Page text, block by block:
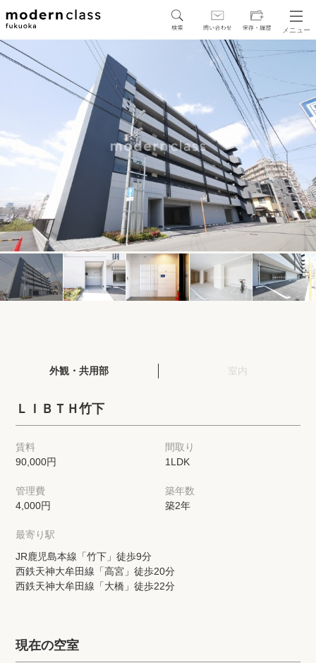
メニュー
地図から探す 駅・路線から探す
区から探す
人気エリアから探す
アクセスランキング
保存した検索条件
店舗・スタッフ紹介
希望条件を伝えてプロに探してもらう
来店予約
各種お問い合わせ
高級賃貸物件コラム modern classについて
プライバシーポリシー
外観・共用部 室内
ＬＩＢＴＨ竹下
賃料
90,000円
間取り
1LDK
管理費
4,000円
築年数
築2年
最寄り駅
JR鹿児島本線「竹下」徒歩9分
西鉄天神大牟田線「高宮」徒歩20分
西鉄天神大牟田線「大橋」徒歩22分
現在の空室